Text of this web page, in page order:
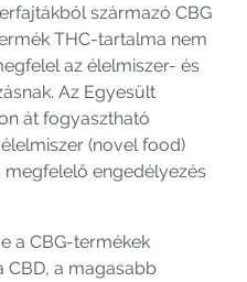
származó CBG
THC-tartalma nem
az élelmiszer- és
Az Egyesült
át fogyasztható
(novel food)
megfelelő engedélyezés
a CBG-termékek
CBD, a magasabb